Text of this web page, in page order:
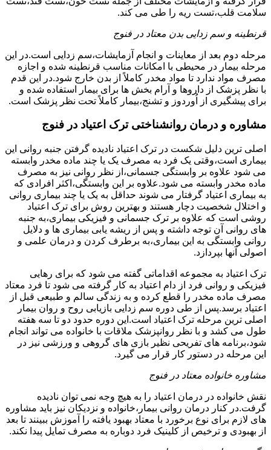
سلامت قلب،تست ریه را طی می کند.
قرنطینه و سم زدایی بدن معتاد در فنوج
مرحله دوم بعد از معاینات و انجام آزمایشات،سم زدایی است.در این
مرحله بیمار در محیطی با امکانات مناسب قرنطینه شده و اجازه
مصرف مواد ندارد تا مواد مخدر کاملاً از بدن خارج شود.در این قدم
با نظر پزشک از داروها و آرام بخش ها برای بیمار استفاده شده و
برای پیشگیری از اُوردوز و تشنج،بیمار کاملاً تحت نظر پزشک است.
مشاوره و درمان روانشناختی ترک اعتیاد در فنوج
اصلی ترین دلیل شکست در ترک اعتیاد نادیده گرفتن جنبه روانی این
بیماری است،وقتی یک فرد به مصرف یک یا چند ماده مخدر وابسته
می شود علاوه بر وابستگی جسمانی،از نظر روانی نیز به مصرف
ماده مخدر وابسته می شود.علاوه بر این وابستگی،اکثر افرادی که
به بیماری اعتیاد گرفتار می شوند حداقل به یک یا چند بیماری روانی
و اختلال شخصیت دچار هستند و بهترین روش برای ترک اعتیاد
روشی است که علاوه بر ترک جسمانی و فیزیکی بیماری،به جنبه
های روانی آن توجه داشته و پس از ریشه یابی بیماری ها و دلایل
روانی وابستگی به این بیماری،به برطرف کردن و درمان علمی و
اصولی آنها بپردازد.
ترک اعتیاد به مجموعه اقداماتی گفته می شود که برای رهایی
فیزیکی و روانی فرد از دام اعتیاد به کار گرفته می شود تا فرد معتاد
مصرف ماده مخدر را قطع کرده و به زندگی سالم و طبیعی قبل از
اعتیاد برسد.پس از طی دوره سم زدایی بازیابی روح و روان بیمار
اصلی ترین مرحله ترک اعتیاد است.این دوره حدود دو تا سه هفته
طول می کشد و با نظر روانپزشک ملاقات با خانواده می تواند انجام
شود،برنامه های تفریحی نظیر بازی های گروهی و ورزشی نیز در
این مرحله در دستور کار قرار می گیرد.
مشاوره خانواده معتاد در فنوج
نقش خانواده در درمان اعتیاد را به هیچ وجه نمی توان نادیده
گرفت.در کنار درمان روانی بیمار،خانواده و نزدیکان نیز باید مشاوره
های لازم برای نوع برخورد با معتاد بهبود یافته را آموزش ببینند تا بعد
از بهبودی و ترخیص از کلینیک فرد دوباره به مصرف تمایل پیدا نکند.